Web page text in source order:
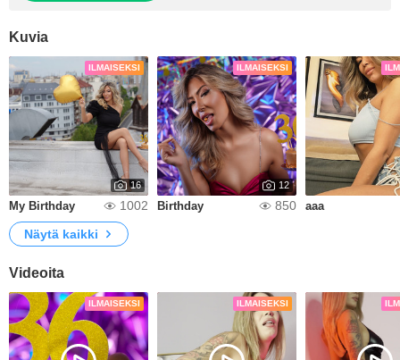
Kuvia
ILMAISEKSI
16
My Birthday 1002
ILMAISEKSI
12
Birthday 850 aaa
Näytä kaikki
Videoita
ILMAISEKSI ILMAISEKSI